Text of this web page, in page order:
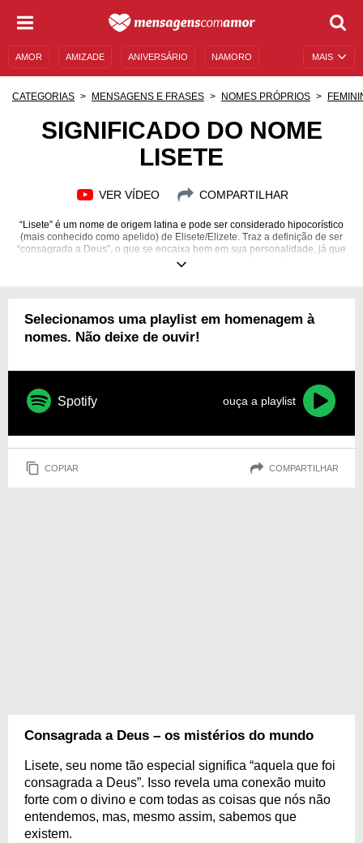
MAIS
AMOR AMIZADE ANIVERSÁRIO NAMORO
MENSAGENS DE ANIVERSÁRIO
CATEGORIAS MENSAGENS E FRASES NOMES PRÓPRIOS
SIGNIFICADO DO NOME
LISETE
VER VÍDEO COMPARTILHAR
“Lisete” é um nome de origem latina e pode ser considerado hipocorístico
(mais conhecido como apelido) de Elisete/Elizete. Traz a definição de ser
“consagrada a Deus”, o que se encaixa bem em sua personalidade, já que
é uma mulher espiritualizada, profunda e sensível. É simpática, esbanja
reclusa e, apesar de estar envolta de pessoas, solitária. Ficou curioso(a)
para saber mais sobre ela? Descubra em frases de Lisete.
Selecionamos uma playlist em homenagem à
nomes. Não deixe de ouvir!
Spotify ouça a playlist
COPIAR COMPARTILHAR
Consagrada a Deus – os mistérios do mundo
Lisete, seu nome tão especial significa “aquela que foi
consagrada a Deus”. Isso revela uma conexão muito
forte com o divino e com todas as coisas que nós não
entendemos, mas, mesmo assim, sabemos que
existem.